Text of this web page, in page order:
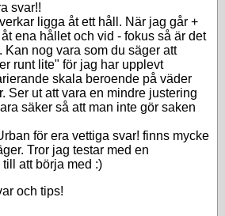
svar!!
ligga åt ett håll. När jag går +
ena hållet och vid - fokus så är det
Kan nog vara som du säger att
runt lite" för jag har upplevt
skala beroende på väder
Ser ut att vara en mindre justering
säker så att man inte gör saken
för era vettiga svar! finns mycke
Tror jag testar med en
att börja med :)
och tips!